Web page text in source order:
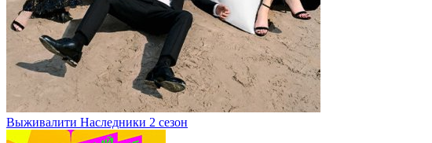
Выживалити Наследники 2 сезон